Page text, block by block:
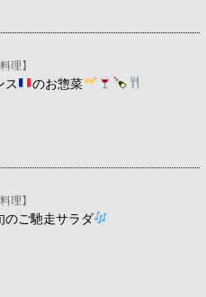
理】
ス のお惣菜
理】
のご馳走サラダ